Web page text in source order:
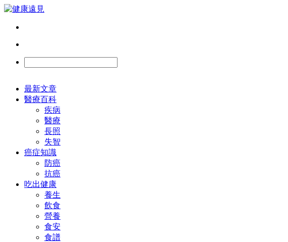
最新文章
醫療百科
疾病
醫療
長照
失智
癌症知識
防癌
抗癌
吃出健康
養生
飲食
營養
食安
食譜